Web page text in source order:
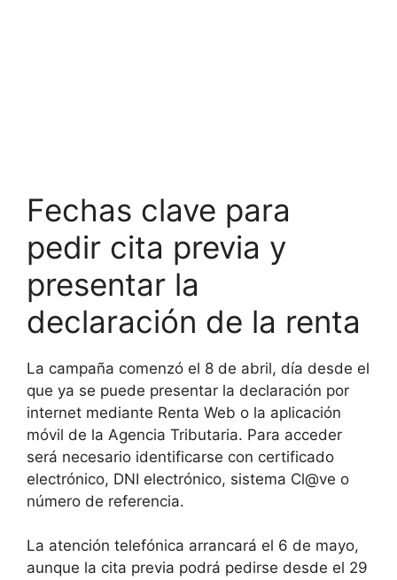
Fechas clave para
pedir cita previa y
presentar la
declaración de la renta
La campaña comenzó el 8 de abril, día desde el
que ya se puede presentar la declaración por
internet mediante Renta Web o la aplicación
móvil de la Agencia Tributaria. Para acceder
será necesario identificarse con certificado
electrónico, DNI electrónico, sistema Cl@ve o
número de referencia.
La atención telefónica arrancará el 6 de mayo,
aunque la cita previa podrá pedirse desde el 29